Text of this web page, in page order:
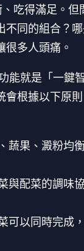
吃得滿足。但
不同的組合？
多人頭痛。
能就是「一鍵
會根據以下原
蔬果、澱粉均
與配菜的調味
可以同時完成